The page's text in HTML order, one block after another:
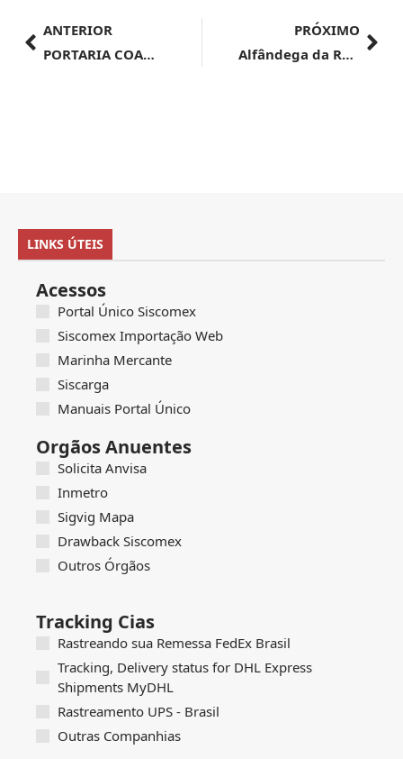
ANTERIOR
PORTARIA COANA Nº 155, DE 10 DE JULHO DE 2024 – RETIFICAÇÃO
PRÓXIMO
Alfândega da Receita Federal do Brasil no Aeroporto Internacional de SãoPaulo/Guarulhos – AVISO DE LICITAÇÃO – LEILÃO ELETRÔNICO Nº80100/000002/2024
LINKS ÚTEIS
Acessos
Portal Único Siscomex
Siscomex Importação Web
Marinha Mercante
Siscarga
Manuais Portal Único
Orgãos Anuentes
Solicita Anvisa
Inmetro
Sigvig Mapa
Drawback Siscomex
Outros Órgãos
Tracking Cias
Rastreando sua Remessa FedEx Brasil
Tracking, Delivery status for DHL Express
Shipments MyDHL
Rastreamento UPS - Brasil
Outras Companhias